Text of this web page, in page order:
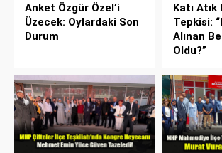
Anket Özgür Özel’i
Üzecek: Oylardaki Son
Durum
Katı
Tepkisi:
Alınan
Oldu?”